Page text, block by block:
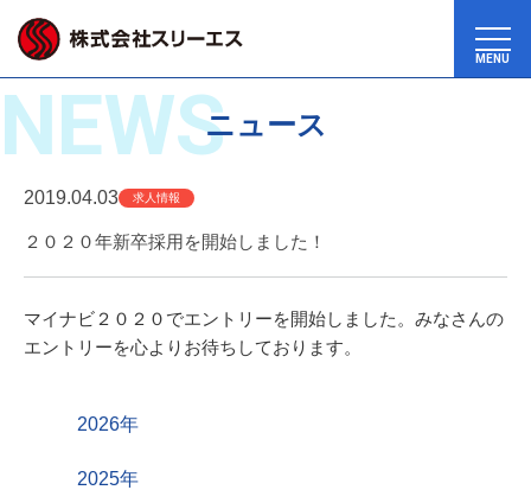
MENU
NEWSニュース
2026年
2025年
2019.04.03 求人情報
２０２０年新卒採用を開始しました！
マイナビ２０２０でエントリーを開始しました。みなさんの
エントリーを心よりお待ちしております。